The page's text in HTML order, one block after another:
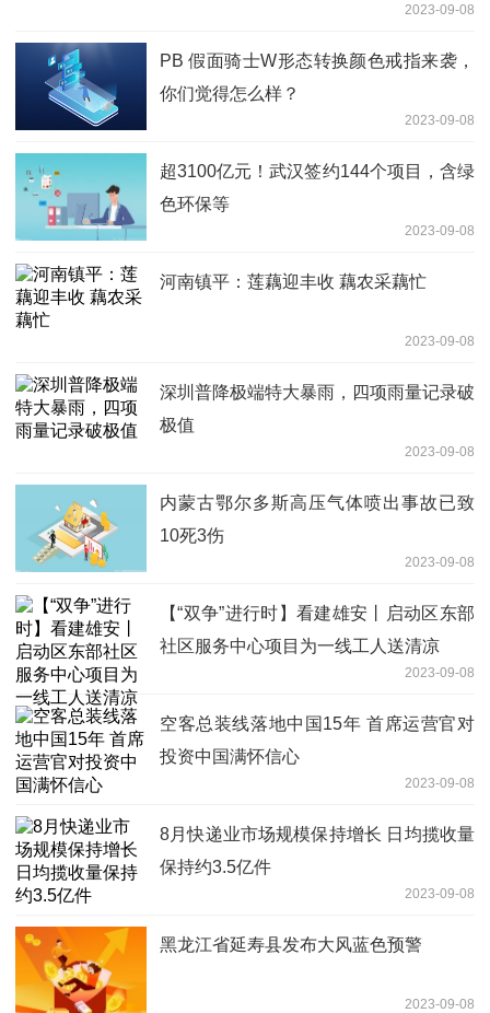
2023-09-08
PB 假面骑士W形态转换颜色戒指来袭，
你们觉得怎么样？
2023-09-08
超3100亿元！武汉签约144个项目，含绿
色环保等
2023-09-08
河南镇平：莲藕迎丰收 藕农采藕忙
2023-09-08
深圳普降极端特大暴雨，四项雨量记录破
极值
2023-09-08
内蒙古鄂尔多斯高压气体喷出事故已致
10死3伤
2023-09-08
【“双争”进行时】看建雄安丨启动区东部
社区服务中心项目为一线工人送清凉
2023-09-08
空客总装线落地中国15年 首席运营官对
投资中国满怀信心
2023-09-08
8月快递业市场规模保持增长 日均揽收量
保持约3.5亿件
2023-09-08
黑龙江省延寿县发布大风蓝色预警
2023-09-08